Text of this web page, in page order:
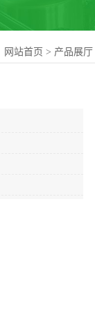
网站首页 > 产品展厅